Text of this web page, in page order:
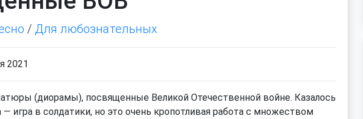
/ Для любознательных
2021
(диорамы), посвященные Великой Отечественной войне. Казалось
— игра в солдатики, но это очень кропотливая работа с множеством